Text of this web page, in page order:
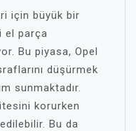
için büyük bir
el parça
Bu piyasa, Opel
düşürmek
sunmaktadır.
korurken
Bu da